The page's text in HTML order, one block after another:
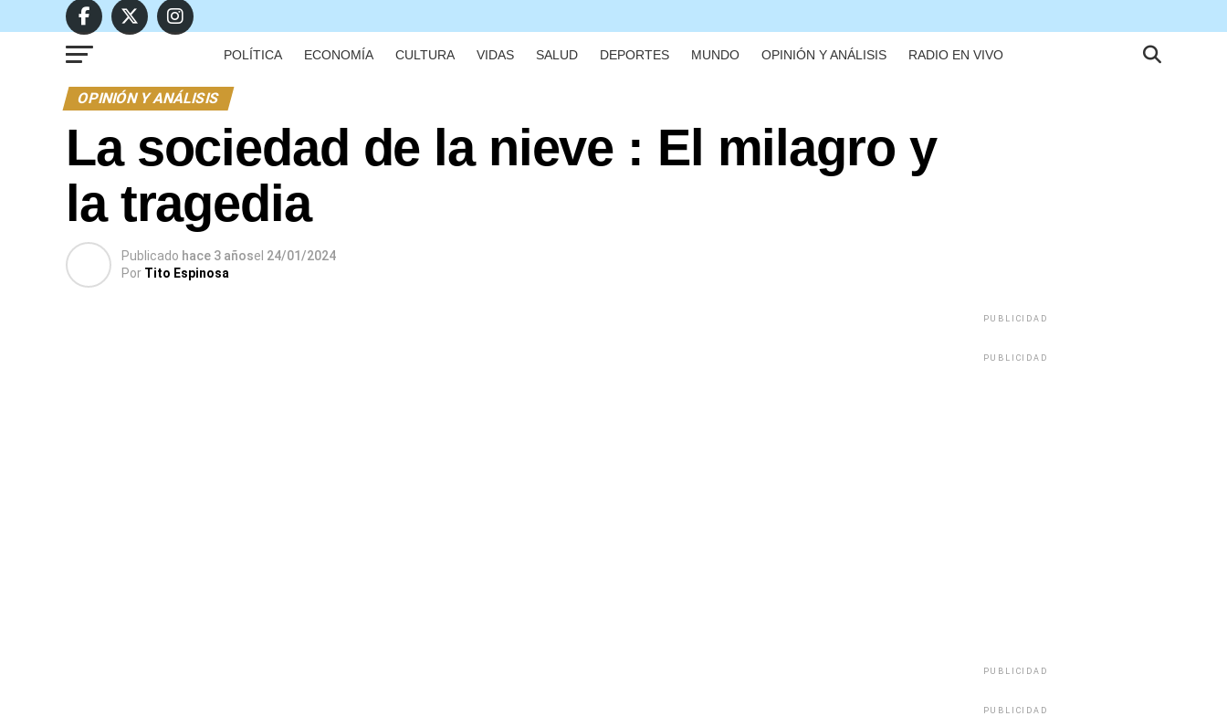
POLÍTICA ECONOMÍA CULTURA VIDAS SALUD DEPORTES MUNDO OPINIÓN Y ANÁLISIS RADIO EN VIVO
OPINIÓN Y ANÁLISIS
La sociedad de la nieve : El milagro y
la tragedia
Publicado hace 3 añosel 24/01/2024
Por Tito Espinosa
PUBLICIDAD
PUBLICIDAD
PUBLICIDAD
PUBLICIDAD